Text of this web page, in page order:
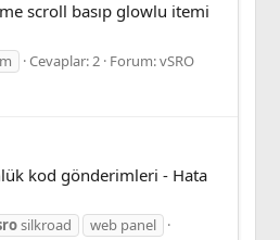
scroll basıp glowlu itemi
Cevaplar: 2 Forum:vSRO
kod gönderimleri - Hata
silkroad
web panel